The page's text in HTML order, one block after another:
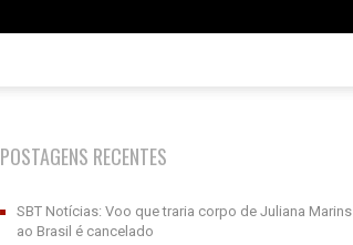
POSTAGENS RECENTES
SBT Notícias: Voo que traria corpo de Juliana Marins
ao Brasil é cancelado